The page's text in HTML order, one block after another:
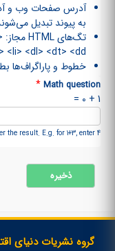
آدرس صفحات وب و
به پیوند تبدیل
<dl> <dt> <dd>
خطوط و پاراگراف‌ها
Math question
*
1 + 0 =
the result. E.g. for 1+3, enter 4.
گروه نشریات دنیای